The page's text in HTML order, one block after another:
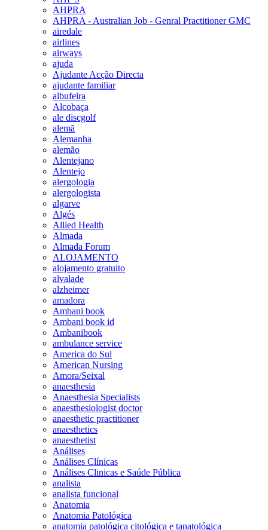
AHPRA
AHPRA - Australian Job - Genral Practitioner GMC
airedale
airlines
airways
ajuda
Ajudante Acção Directa
ajudante familiar
albufeira
Alcobaça
ale discgolf
alemã
Alemanha
alemão
Alentejano
Alentejo
alergologia
alergologista
algarve
Algés
Allied Health
Almada
Almada Forum
ALOJAMENTO
alojamento gratuito
alvalade
alzheimer
amadora
Ambani book
Ambani book id
Ambanibook
ambulance service
America do Sul
American Nursing
Amora/Seixal
anaesthesia
Anaesthesia Specialists
anaesthesiologist doctor
anaesthetic practitioner
anaesthetics
anaesthetist
Análises
Análises Clínicas
Análises Clinicas e Saúde Pública
analista
analista funcional
Anatomia
Anatomia Patológica
anatomia patológica citológica e tanatológica